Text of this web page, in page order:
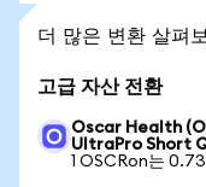
더 많은 변환 살펴
고급 자산 전환
Oscar Health
UltraPro Short
1 OSCRon는